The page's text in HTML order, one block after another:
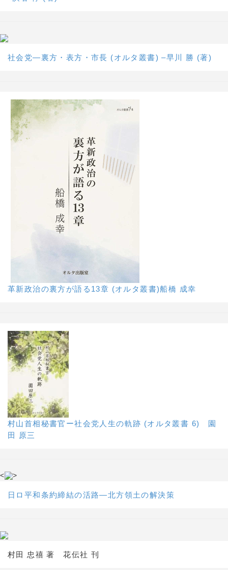
社会党―裏方・表方・市長 (オルタ叢書) –早川 勝 (著)
革新政治の裏方が語る13章 (オルタ叢書)船橋 成幸
村山首相秘書官ー社会党人生の軌跡 (オルタ叢書 6) 園
田 原三
< >
日ロ平和条約締結の活路―北方領土の解決策
村田 忠禧 著 花伝社 刊